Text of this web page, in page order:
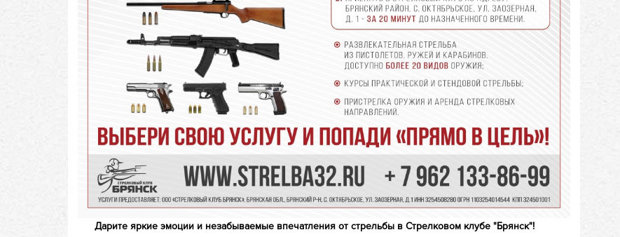
Дарите яркие эмоции и незабываемые впечатления от стрельбы в Стрелковом клубе "Брянск"!